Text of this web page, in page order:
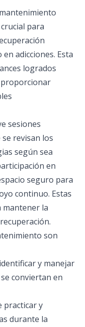
para
adicciones. Esta
logrados
sesiones
revisan los
según sea
en
seguro para
continuo. Estas
mantener la
son
y manejar
conviertan en
practicar y
durante la